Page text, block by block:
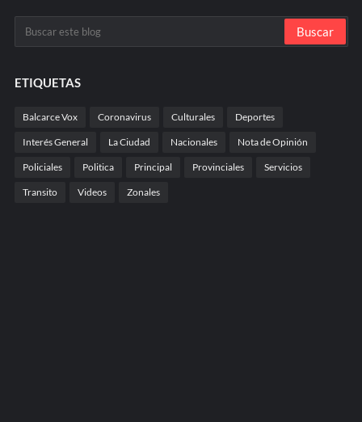
ETIQUETAS
Balcarce Vox Coronavirus Culturales Deportes
Interés General La Ciudad Nacionales Nota de Opinión
Policiales Politica Principal Provinciales Servicios
Transito Videos Zonales